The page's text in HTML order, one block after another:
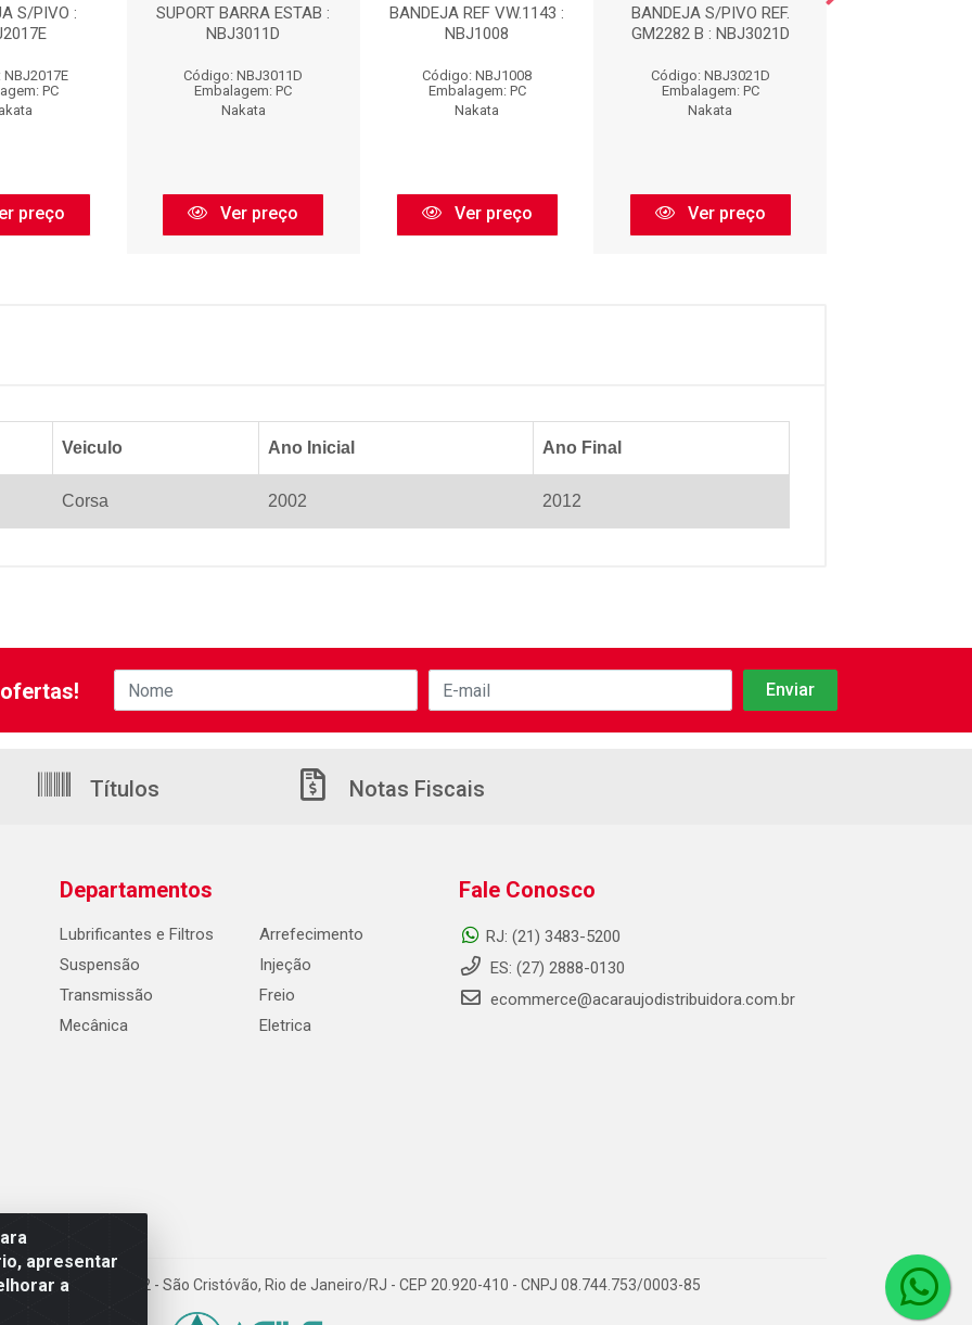
S/PIVO :
PC
preço
SUPORT BARRA ESTAB :
NBJ3011D
Código: NBJ3011D
Embalagem: PC
Nakata
Ver preço
BANDEJA REF VW.1143 :
NBJ1008
Código: NBJ1008
Embalagem: PC
Nakata
Ver preço
BANDEJA S/PIVO REF.
GM2282 B : NBJ3021D
Código: NBJ3021D
Embalagem: PC
Nakata
Ver preço
Veiculo Ano Inicial Ano Final
Corsa 2002 2012
apresentar
a
Títulos Notas Fiscais
Departamentos
Lubrificantes e Filtros
Suspensão
Transmissão
Mecânica
Arrefecimento
Injeção
Freio
Eletrica
Fale Conosco
RJ: (21) 3483-5200
ES: (27) 2888-0130
ecommerce@acaraujodistribuidora.com.br
de Campos, 42 - São Cristóvão, Rio de Janeiro/RJ - CEP 20.920-410 - CNPJ 08.744.753/0003-85